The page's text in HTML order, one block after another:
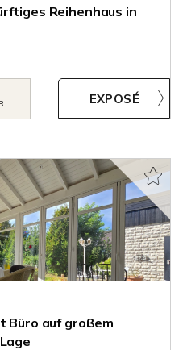
Reihenhaus in
Büro auf großem